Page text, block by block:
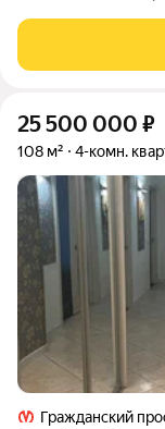
кто ценит
Kвapтирa
25 500 000 ₽
108 м² 4-комн.
Гражданский